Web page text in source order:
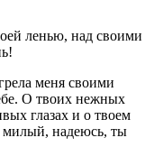
ленью, над своими
меня своими
О твоих нежных
глазах и о твоем
надеюсь, ты